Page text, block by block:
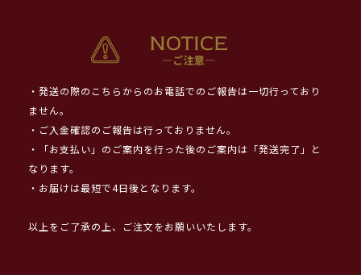
・発送の際のこちらからのお電話でのご報告は一切行っており
ません。
・ご入金確認のご報告は行っておりません。
・「お支払い」のご案内を行った後のご案内は「発送完了」と
なります。
・お届けは最短で4日後となります。
以上をご了承の上、ご注文をお願いいたします。